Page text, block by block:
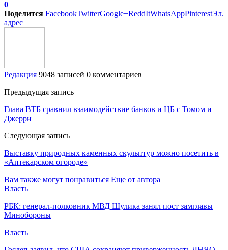
0
Поделится FacebookTwitterGoogle+ReddItWhatsAppPinterestЭл.
адрес
Редакция 9048 записей 0 комментариев
Предыдущая запись
Глава ВТБ сравнил взаимодействие банков и ЦБ с Томом и
Джерри
Следующая запись
Выставку природных каменных скульптур можно посетить в
«Аптекарском огороде»
Вам также могут понравиться Еще от автора
Власть
РБК: генерал-полковник МВД Шулика занял пост замглавы
Минобороны
Власть